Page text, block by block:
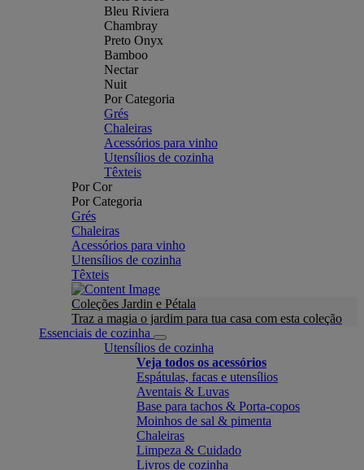
Bleu Riviera
Chambray
Preto Onyx
Bamboo
Nectar
Nuit
Por Categoria
Grés
Chaleiras
Acessórios para vinho
Utensílios de cozinha
Têxteis
Por Cor
Por Categoria
Grés
Chaleiras
Acessórios para vinho
Utensílios de cozinha
Têxteis
Coleções Jardin e Pétala
Traz a magia o jardim para tua casa com esta coleção
Essenciais de cozinha
Utensílios de cozinha
Veja todos os acessórios
Espátulas, facas e utensílios
Aventais & Luvas
Base para tachos & Porta-copos
Moinhos de sal & pimenta
Chaleiras
Limpeza & Cuidado
Livros de cozinha